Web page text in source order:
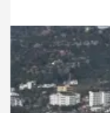
7.04.2026 Gündem